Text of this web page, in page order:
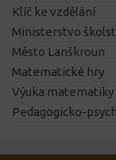
Klíč ke vzdělání
Ministerstvo
Město Lanškroun
Matematické hry
Výuka matematiky
Pedagogicko-